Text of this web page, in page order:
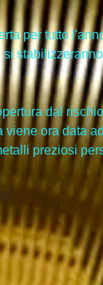
per tutto
dal
ora data
preziosi